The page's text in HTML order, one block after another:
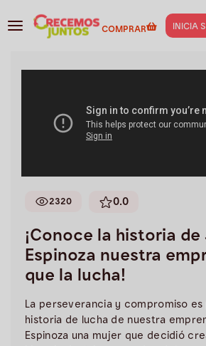
COMPRAR INICIA
Testimonios>Restaurantes
Espinoza nuestra emprendedora que la
2320 0.0
¡Conoce la historia de
Espinoza nuestra
que la lucha!
La perseverancia y compromiso
historia de lucha de nuestra
Espinoza una mujer que decidió